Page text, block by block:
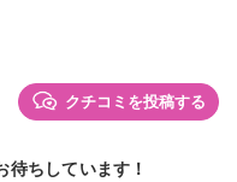
クチコミを投稿する
ちしています！